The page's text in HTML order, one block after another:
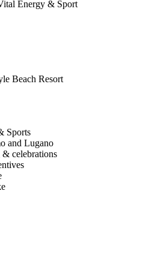
Energy & Sport
Beach Resort
Sports
and Lugano
celebrations